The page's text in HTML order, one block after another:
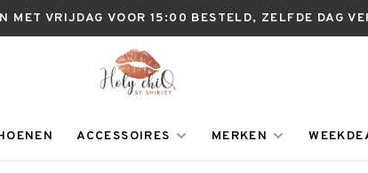
VRIJDAG VOOR 15:00 BESTELD, ZELFDE DAG
ACCESSOIRES MERKEN